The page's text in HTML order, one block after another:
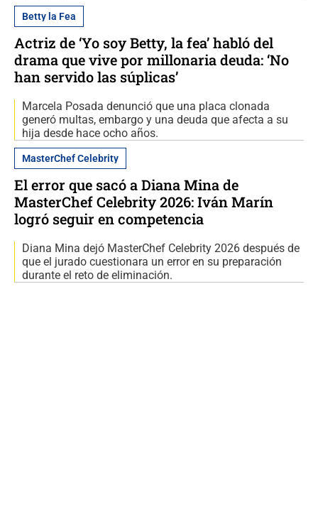
Betty la Fea
Actriz de ‘Yo soy Betty, la fea’ habló del
drama que vive por millonaria deuda: ‘No
han servido las súplicas’
Marcela Posada denunció que una placa clonada
generó multas, embargo y una deuda que afecta a su
hija desde hace ocho años.
MasterChef Celebrity
El error que sacó a Diana Mina de
MasterChef Celebrity 2026: Iván Marín
logró seguir en competencia
Diana Mina dejó MasterChef Celebrity 2026 después de
que el jurado cuestionara un error en su preparación
durante el reto de eliminación.